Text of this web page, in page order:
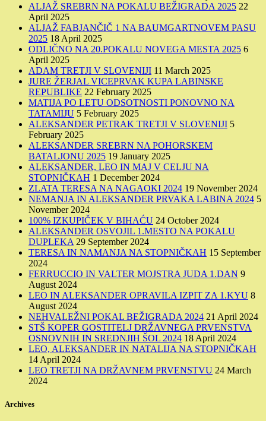
ALJAŽ SREBRN NA POKALU BEŽIGRADA 2025 22
April 2025
ALJAŽ FABJANČIČ 1 NA BAUMGARTNOVEM PASU
2025 18 April 2025
ODLIČNO NA 20.POKALU NOVEGA MESTA 2025 6
April 2025
ADAM TRETJI V SLOVENIJI 11 March 2025
JURE ŽERJAL VICEPRVAK KUPA LABINSKE
REPUBLIKE 22 February 2025
MATIJA PO LETU ODSOTNOSTI PONOVNO NA
TATAMIJU 5 February 2025
ALEKSANDER PETRAK TRETJI V SLOVENIJI 5
February 2025
ALEKSANDER SREBRN NA POHORSKEM
BATALJONU 2025 19 January 2025
ALEKSANDER, LEO IN MAJ V CELJU NA
STOPNIČKAH 1 December 2024
ZLATA TERESA NA NAGAOKI 2024 19 November 2024
NEMANJA IN ALEKSANDER PRVAKA LABINA 2024 5
November 2024
100% IZKUPIČEK V BIHAĆU 24 October 2024
ALEKSANDER OSVOJIL 1.MESTO NA POKALU
DUPLEKA 29 September 2024
TERESA IN NAMANJA NA STOPNIČKAH 15 September
2024
FERRUCCIO IN VALTER MOJSTRA JUDA 1.DAN 9
August 2024
LEO IN ALEKSANDER OPRAVILA IZPIT ZA 1.KYU 8
August 2024
NEHVALEŽNI POKAL BEŽIGRADA 2024 21 April 2024
STŠ KOPER GOSTITELJ DRŽAVNEGA PRVENSTVA
OSNOVNIH IN SREDNJIH ŠOL 2024 18 April 2024
LEO, ALEKSANDER IN NATALIJA NA STOPNIČKAH
14 April 2024
LEO TRETJI NA DRŽAVNEM PRVENSTVU 24 March
2024
Archives